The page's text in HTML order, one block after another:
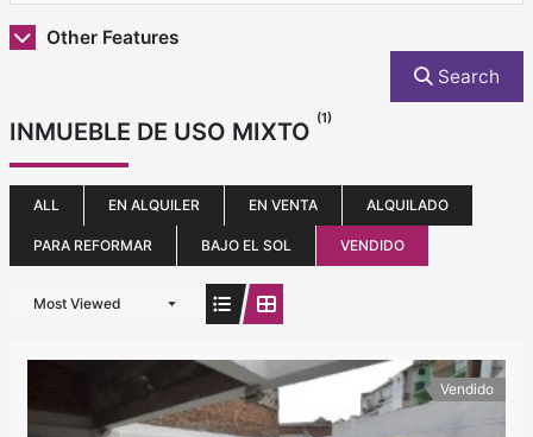
Other Features
Search
INMUEBLE DE USO MIXTO (1)
ALL EN ALQUILER EN VENTA ALQUILADO
PARA REFORMAR BAJO EL SOL VENDIDO
Most Viewed
Vendido